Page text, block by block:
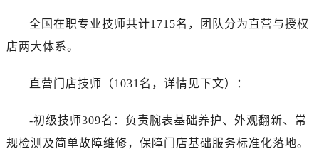
全国在职专业技师共计1715名，团队分为直营与授权
店两大体系。
直营门店技师（1031名，详情见下文）：
-初级技师309名：负责腕表基础养护、外观翻新、常
规检测及简单故障维修，保障门店基础服务标准化落地。